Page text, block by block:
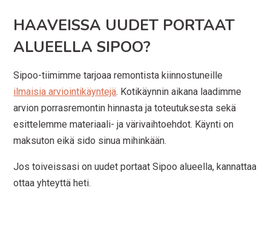
HAAVEISSA UUDET PORTAAT
ALUEELLA SIPOO?
Sipoo-tiimimme tarjoaa remontista kiinnostuneille
ilmaisia arviointikäyntejä. Kotikäynnin aikana laadimme
arvion porrasremontin hinnasta ja toteutuksesta sekä
esittelemme materiaali- ja värivaihtoehdot. Käynti on
maksuton eikä sido sinua mihinkään.
Jos toiveissasi on uudet portaat Sipoo alueella, kannattaa
ottaa yhteyttä heti.